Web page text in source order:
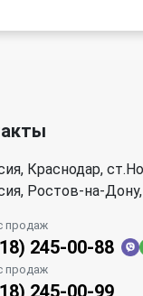
Краснодар,
Ростов-на-
продаж
245-00-88
продаж
245-00-99